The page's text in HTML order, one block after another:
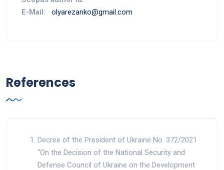
E-Mail:
olyarezanko@gmail.com
References
Decree of the President of Ukraine No. 372/2021
“On the Decision of the National Security and
Defense Council of Ukraine on the Development